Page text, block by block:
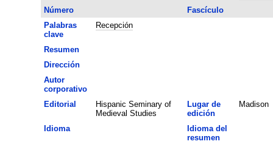
Número
Fascículo
Palabras
clave
Recepción
Resumen
Dirección
Autor
corporativo
Editorial
Hispanic Seminary of
Medieval Studies
Lugar de
edición
Madison
Idioma
Idioma del
resumen